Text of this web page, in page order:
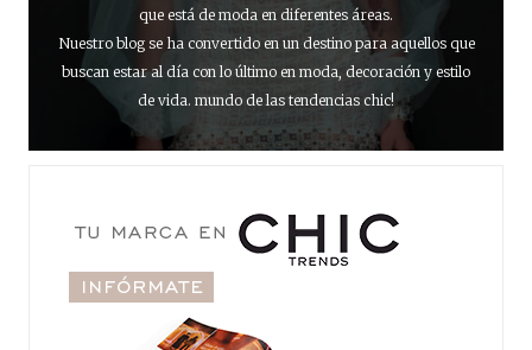
que está de moda en diferentes áreas.
Nuestro blog se ha convertido en un destino para aquellos que
buscan estar al día con lo último en moda, decoración y estilo
de vida. mundo de las tendencias chic!